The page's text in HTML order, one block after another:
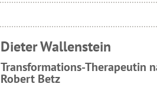
Dieter Wallenstein
Transformations-Therapeutin
Robert Betz